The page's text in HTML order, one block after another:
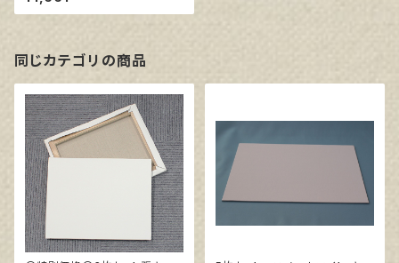
同じカテゴリの商品